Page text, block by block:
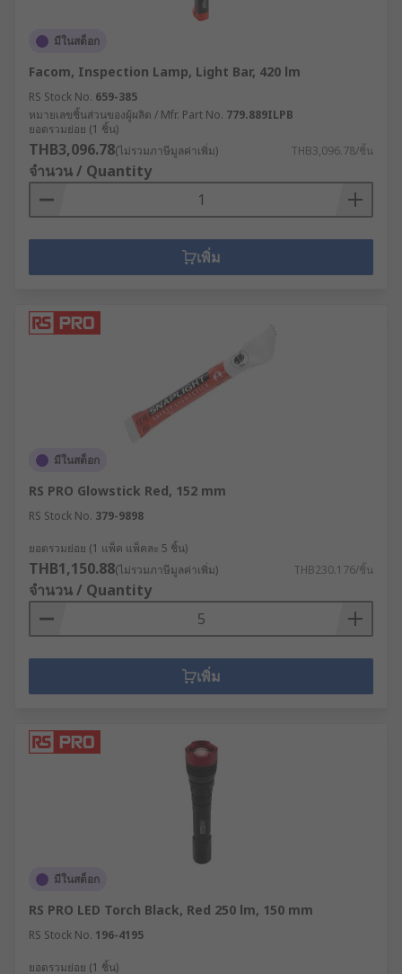
มีในสต็อก
Facom, Inspection Lamp, Light Bar, 420 lm
RS Stock No. 659-385
หมายเลขชิ้นส่วนของผู้ผลิต / Mfr. Part No. 779.889ILPB
ยอดรวมย่อย (1 ชิ้น)
THB3,096.78(ไม่รวมภาษีมูลค่าเพิ่ม) THB3,096.78/ชิ้น
จำนวน / Quantity
เพิ่ม
มีในสต็อก
RS PRO Glowstick Red, 152 mm
RS Stock No. 379-9898
ยอดรวมย่อย (1 แพ็ค แพ็คละ 5 ชิ้น)
THB1,150.88(ไม่รวมภาษีมูลค่าเพิ่ม) THB230.176/ชิ้น
จำนวน / Quantity
เพิ่ม
มีในสต็อก
RS PRO LED Torch Black, Red 250 lm, 150 mm
RS Stock No. 196-4195
ยอดรวมย่อย (1 ชิ้น)